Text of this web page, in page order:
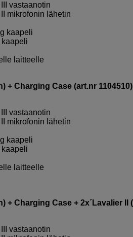
vastaanotin
mikrofonin lähetin
kaapeli
laitteelle
+ Charging Case (art.nr 1104510)
vastaanotin
mikrofonin lähetin
kaapeli
laitteelle
+ Charging Case + 2x´Lavalier II
vastaanotin